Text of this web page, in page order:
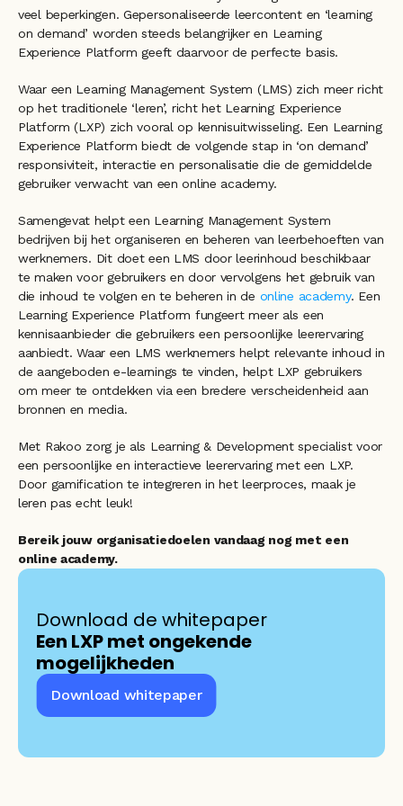
veel beperkingen. Gepersonaliseerde leercontent en ‘learning
on demand’ worden steeds belangrijker en Learning
Experience Platform geeft daarvoor de perfecte basis.
Waar een Learning Management System (LMS) zich meer richt
op het traditionele ‘leren’, richt het Learning Experience
Platform (LXP) zich vooral op kennisuitwisseling. Een Learning
Experience Platform biedt de volgende stap in ‘on demand’
responsiviteit, interactie en personalisatie die de gemiddelde
gebruiker verwacht van een online academy.
Samengevat helpt een Learning Management System
bedrijven bij het organiseren en beheren van leerbehoeften van
werknemers. Dit doet een LMS door leerinhoud beschikbaar
te maken voor gebruikers en door vervolgens het gebruik van
die inhoud te volgen en te beheren in de online academy. Een
Learning Experience Platform fungeert meer als een
kennisaanbieder die gebruikers een persoonlijke leerervaring
aanbiedt. Waar een LMS werknemers helpt relevante inhoud in
de aangeboden e-learnings te vinden, helpt LXP gebruikers
om meer te ontdekken via een bredere verscheidenheid aan
bronnen en media.
Met Rakoo zorg je als Learning & Development specialist voor
een persoonlijke en interactieve leerervaring met een LXP.
Door gamification te integreren in het leerproces, maak je
leren pas echt leuk!
Bereik jouw organisatiedoelen vandaag nog met een
online academy.
Download de whitepaper
Een LXP met ongekende
mogelijkheden
Download whitepaper